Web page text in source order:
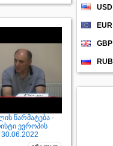
წარმატება -
ევროპის
30.06.2022
USD
EUR
GBP
RUB